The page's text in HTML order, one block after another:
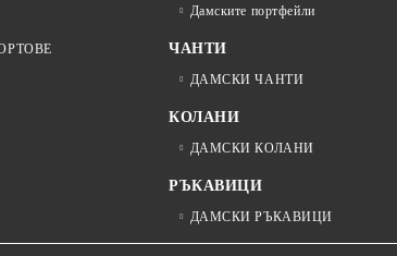
Дамските портфейли
ЧАНТИ
ДАМСКИ ЧАНТИ
КОЛАНИ
ДАМСКИ КОЛАНИ
РЪКАВИЦИ
ДАМСКИ РЪКАВИЦИ